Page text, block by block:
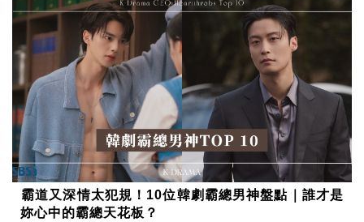
霸道又深情太犯規！10位韓劇霸總男神盤點｜誰才是
妳心中的霸總天花板？